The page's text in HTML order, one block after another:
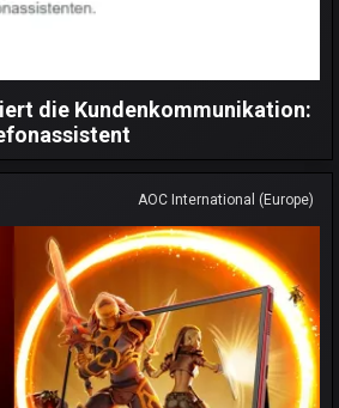
die Kundenkommunikation:
AOC International (Europe)